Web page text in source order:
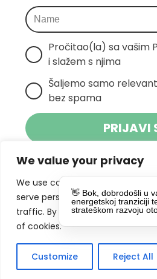
We value your privacy
We use cookies to enhance
serve personalized ads or
traffic. By clicking "Accept All",
of cookies.
Customize Reject All
Pročitao(la) sa vašim
i slažem s njima
Šaljemo samo
bez spama
PRIJAVI
Klikom na gumb dajete
primanje novosti
slažete spolitikom
DRUŠTVENE
👋 Bok, dobrodošli u
energetskoj tranziciji
strateškom razvoju